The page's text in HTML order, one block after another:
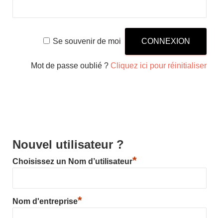
Se souvenir de moi
Mot de passe oublié ?Cliquez ici pour réinitialiser
Nouvel utilisateur ?
Choisissez un Nom d’utilisateur*
Nom d'entreprise*